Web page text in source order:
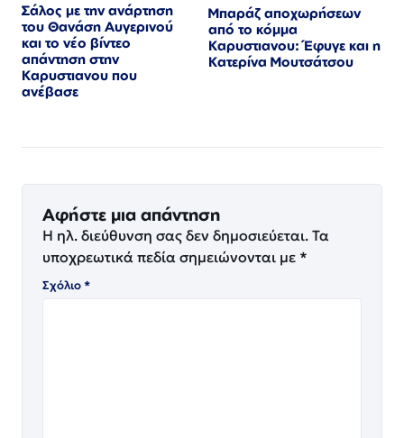
Σάλος με την ανάρτηση
του Θανάση Αυγερινού
και το νέο βίντεο
απάντηση στην
Καρυστιανου που
ανέβασε
Μπαράζ αποχωρήσεων
από το κόμμα
Καρυστιανου: Έφυγε και η
Κατερίνα Μουτσάτσου
Αφήστε μια απάντηση
Η ηλ. διεύθυνση σας δεν δημοσιεύεται. Τα
υποχρεωτικά πεδία σημειώνονται με *
Σχόλιο*